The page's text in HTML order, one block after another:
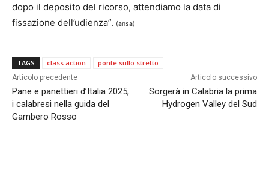
dopo il deposito del ricorso, attendiamo la data di
fissazione dell’udienza”. (ansa)
TAGS class action ponte sullo stretto
Articolo precedente
Pane e panettieri d’Italia 2025,
i calabresi nella guida del
Gambero Rosso
Articolo successivo
Sorgerà in Calabria la prima
Hydrogen Valley del Sud